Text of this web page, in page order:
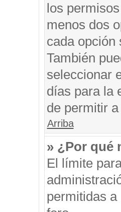
los
menos dos
cada opción
También
seleccionar
días para la
de permitir
Arriba
» ¿Por qué
El límite
permitidas